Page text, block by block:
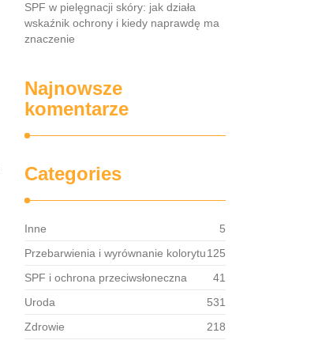
SPF w pielęgnacji skóry: jak działa
wskaźnik ochrony i kiedy naprawdę ma
znaczenie
Najnowsze
komentarze
Categories
Inne
5
Przebarwienia i wyrównanie kolorytu125
SPF i ochrona przeciwsłoneczna
41
Uroda
531
Zdrowie
218